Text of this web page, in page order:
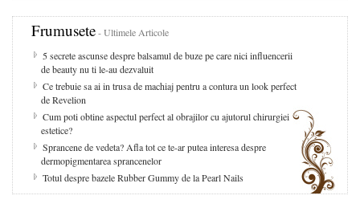
Frumusete- Ultimele Articole
5 secrete ascunse despre balsamul de buze pe care nici influencerii
de beauty nu ti le-au dezvaluit
Ce trebuie sa ai in trusa de machiaj pentru a contura un look perfect
de Revelion
Cum poti obtine aspectul perfect al obrajilor cu ajutorul chirurgiei
estetice?
Sprancene de vedeta? Afla tot ce te-ar putea interesa despre
dermopigmentarea sprancenelor
Totul despre bazele Rubber Gummy de la Pearl Nails